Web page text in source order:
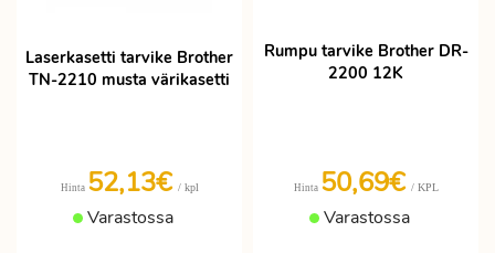
Laserkasetti tarvike Brother
TN-2210 musta värikasetti
Hinta 52,13€ / kpl
Varastossa
Rumpu tarvike Brother DR-
2200 12K
Hinta 50,69€ / KPL
Varastossa